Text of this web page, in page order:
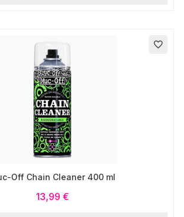
favorite_border
Off Chain Cleaner 400 ml
13,99 €